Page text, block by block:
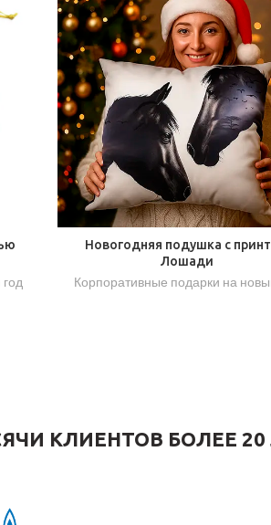
Новогодняя подушка с
Лошади
Корпоративные подарки на
КЛИЕНТОВ БОЛЕЕ 20